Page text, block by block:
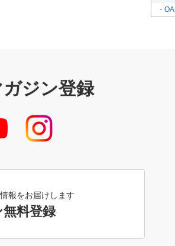
・
ジン登録
報をお届けします
料登録